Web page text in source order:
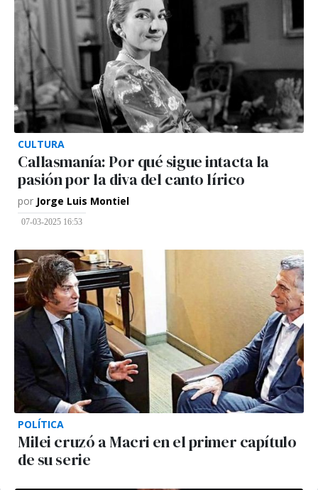
CULTURA
Callasmanía: Por qué sigue intacta la
pasión por la diva del canto lírico
por Jorge Luis Montiel
07-03-2025 16:53
POLÍTICA
Milei cruzó a Macri en el primer capítulo
de su serie